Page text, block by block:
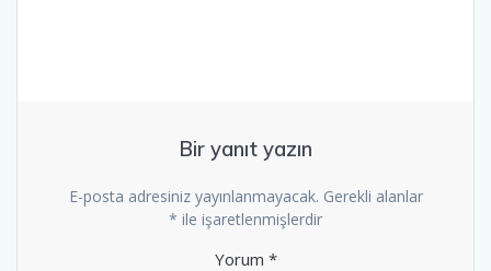
Bir yanıt yazın
E-posta adresiniz yayınlanmayacak. Gerekli alanlar
* ile işaretlenmişlerdir
Yorum *